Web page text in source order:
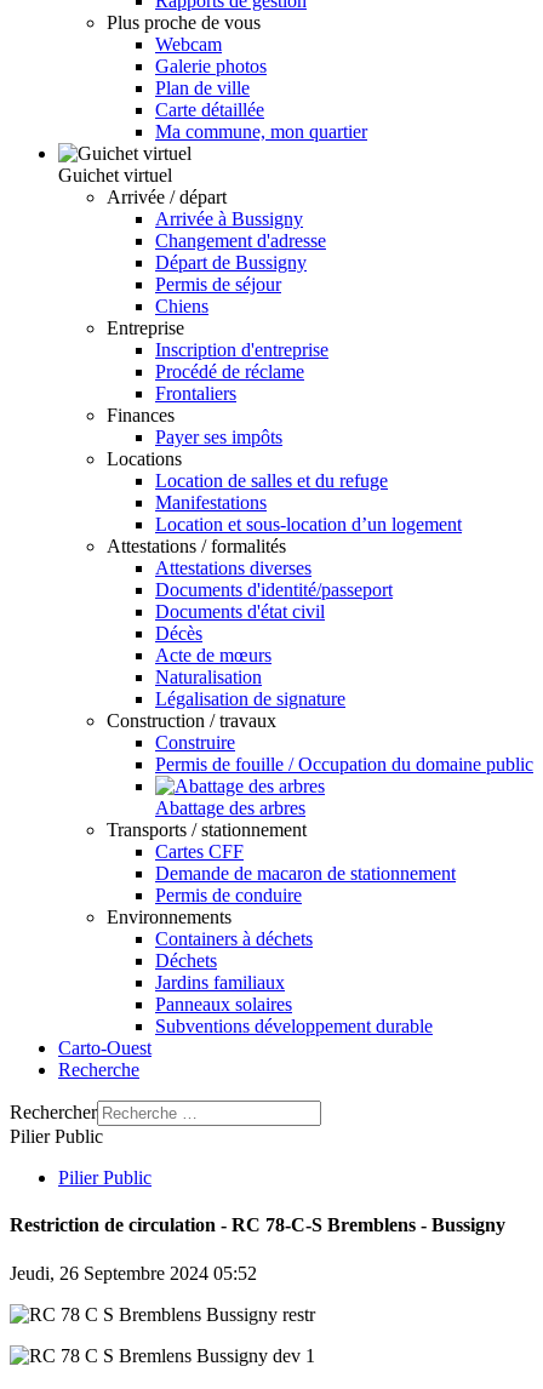
Plus proche de vous
Webcam
Galerie photos
Plan de ville
Carte détaillée
Ma commune, mon quartier
Guichet virtuel
Arrivée / départ
Arrivée à Bussigny
Changement d'adresse
Départ de Bussigny
Permis de séjour
Chiens
Entreprise
Inscription d'entreprise
Procédé de réclame
Frontaliers
Finances
Payer ses impôts
Locations
Location de salles et du refuge
Manifestations
Location et sous-location d’un logement
Attestations / formalités
Attestations diverses
Documents d'identité/passeport
Documents d'état civil
Décès
Acte de mœurs
Naturalisation
Légalisation de signature
Construction / travaux
Construire
Permis de fouille / Occupation du domaine public
Abattage des arbres
Transports / stationnement
Cartes CFF
Demande de macaron de stationnement
Permis de conduire
Environnements
Containers à déchets
Déchets
Jardins familiaux
Panneaux solaires
Subventions développement durable
Carto-Ouest
Recherche
Rechercher
Pilier Public
Pilier Public
Restriction de circulation - RC 78-C-S Bremblens - Bussigny
Jeudi, 26 Septembre 2024 05:52